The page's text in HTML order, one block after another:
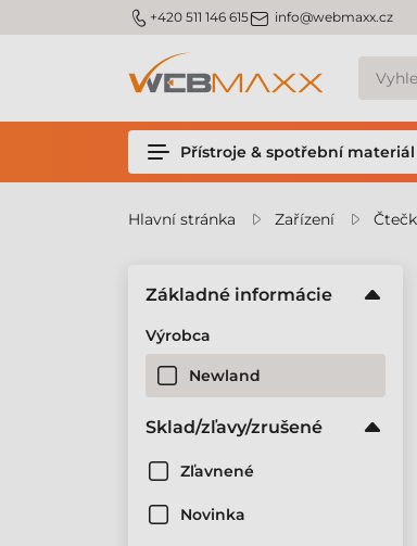
m_phone +420 511 146 615m_email info@webmaxx.cz
Přístroje & spotřební materiál
Hlavní stránka Zařízení
Základné informácie
Výrobca
Newland
Sklad/zľavy/zrušené
Zľavnené
Novinka